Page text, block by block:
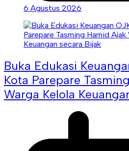
6 Agustus 2026
Buka Edukasi
Kota Parepare
Warga Kelola